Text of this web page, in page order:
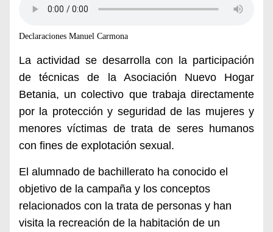
Declaraciones Manuel Carmona
La actividad se desarrolla con la participación
de técnicas de la Asociación Nuevo Hogar
Betania, un colectivo que trabaja directamente
por la protección y seguridad de las mujeres y
menores víctimas de trata de seres humanos
con fines de explotación sexual.
El alumnado de bachillerato ha conocido el
objetivo de la campaña y los conceptos
relacionados con la trata de personas y han
visita la recreación de la habitación de un